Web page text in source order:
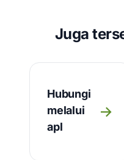
Juga
Hubungi
melalui
apl
→